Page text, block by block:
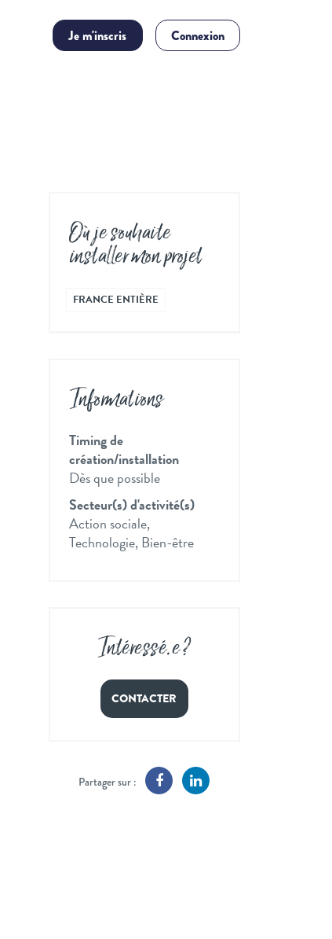
Je m'inscris Connexion
Où je souhaite
installer mon projet
FRANCE ENTIÈRE
Informations
Timing de
création/installation
Dès que possible
Secteur(s) d'activité(s)
Action sociale,
Technologie, Bien-être
Intéressé.e ?
CONTACTER
Partager sur :